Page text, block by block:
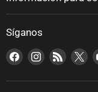
Síganos
Encuéntranos en
Encuéntranos